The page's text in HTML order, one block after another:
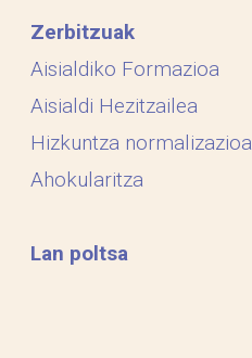
Zerbitzuak
Aisialdiko Formazioa
Aisialdi Hezitzailea
Hizkuntza normalizazioa
Ahokularitza
Lan poltsa